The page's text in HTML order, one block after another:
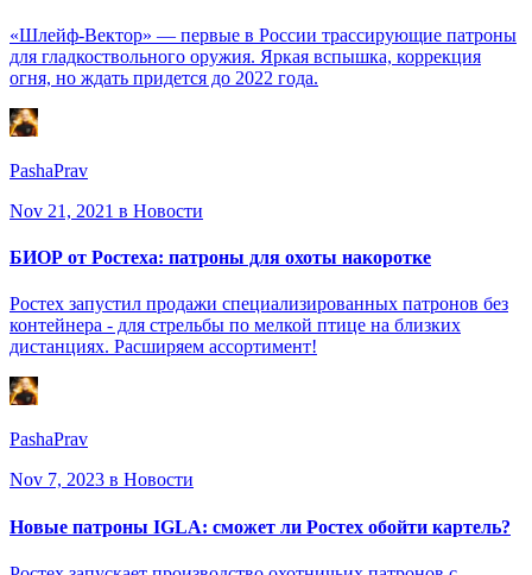
«Шлейф-Вектор» — первые в России трассирующие патроны
для гладкоствольного оружия. Яркая вспышка, коррекция
огня, но ждать придется до 2022 года.
PashaPrav
Nov 21, 2021 в Новости
БИОР от Ростеха: патроны для охоты накоротке
Ростех запустил продажи специализированных патронов без
контейнера - для стрельбы по мелкой птице на близких
дистанциях. Расширяем ассортимент!
PashaPrav
Nov 7, 2023 в Новости
Новые патроны IGLA: сможет ли Ростех обойти картель?